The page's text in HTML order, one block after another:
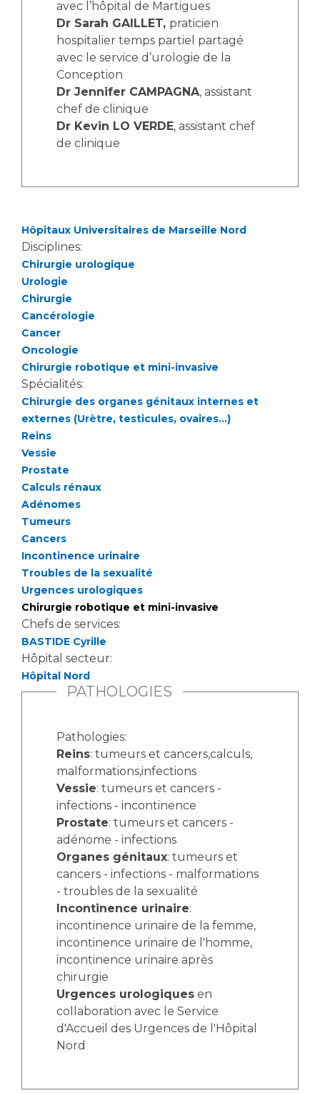
Charte Romain Jacob
Mouvement Parcours Handicap 13
Activité physique
Cancer
Maladies rares
Maternité Hôpital Nord
Vos représentants
La Commission Des Usagers (CDU)
Les Comités Locaux des Usagers
Le projet des usagers
Qualité
Nos indicateurs qualité et de sécurité des soins
Protection des données
Sécurité
Lieu de santé sans tabac
Adresser un patient
Réseaux de soins
Adresser un examen au Laboratoire de Biologie
Médicale
Radiologie / Imagerie
Cancérologie
Les pôles d'activité médicale
Anatomie et Cytologie Pathologiques
Presse / Multimédia
Communiqués de presse
Dossiers de presse
Médiathèque
Fournisseurs
Rôles et missions
Liste des marchés conclus
Documents utiles
avec l’hôpital de Martigues
Dr Sarah GAILLET, praticien
hospitalier temps partiel partagé
avec le service d’urologie de la
Conception
Dr Jennifer CAMPAGNA, assistant
chef de clinique
Dr Kevin LO VERDE, assistant chef
de clinique
Hôpitaux Universitaires de Marseille Nord
Disciplines:
Chirurgie urologique
Urologie
Chirurgie
Cancérologie
Cancer
Oncologie
Chirurgie robotique et mini-invasive
Spécialités:
Chirurgie des organes génitaux internes et
externes (Urètre, testicules, ovaires...)
Reins
Vessie
Prostate
Calculs rénaux
Adénomes
Tumeurs
Cancers
Incontinence urinaire
Troubles de la sexualité
Urgences urologiques
Chirurgie robotique et mini-invasive
Chefs de services:
BASTIDE Cyrille
Hôpital secteur:
Hôpital Nord
PATHOLOGIES
Pathologies:
Reins: tumeurs et cancers,calculs,
malformations,infections
Vessie: tumeurs et cancers -
infections - incontinence
Prostate: tumeurs et cancers -
adénome - infections
Organes génitaux: tumeurs et
cancers - infections - malformations
- troubles de la sexualité
Incontinence urinaire:
incontinence urinaire de la femme,
incontinence urinaire de l'homme,
incontinence urinaire après
chirurgie
Urgences urologiques en
collaboration avec le Service
d'Accueil des Urgences de l'Hôpital
Nord